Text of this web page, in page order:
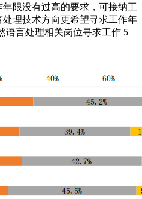
限没有过高的要求，可接纳工
理技术方向更希望寻求工作年
语言处理相关岗位寻求工作 5